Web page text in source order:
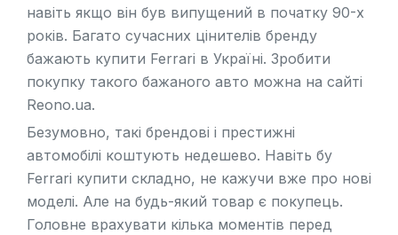
навіть якщо він був випущений в початку 90-х
років. Багато сучасних цінителів бренду
бажають купити Ferrari в Україні. Зробити
покупку такого бажаного авто можна на сайті
Reono.ua.
Безумовно, такі брендові і престижні
автомобілі коштують недешево. Навіть бу
Ferrari купити складно, не кажучи вже про нові
моделі. Але на будь-який товар є покупець.
Головне врахувати кілька моментів перед